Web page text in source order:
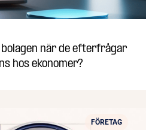
när de efterfrågar
hos ekonomer?
FÖRETAG